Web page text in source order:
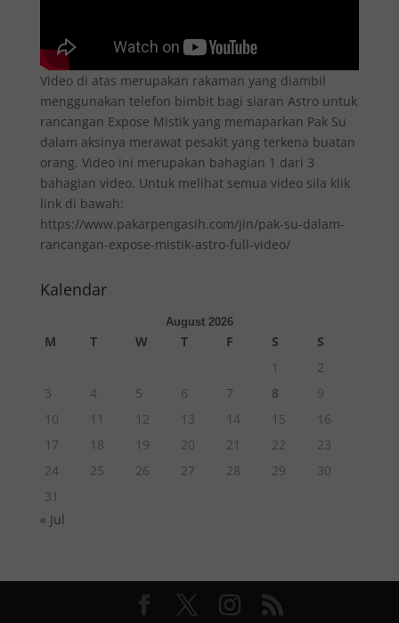
Video di atas merupakan rakaman yang diambil
menggunakan telefon bimbit bagi siaran Astro untuk
rancangan Expose Mistik yang memaparkan Pak Su
dalam aksinya merawat pesakit yang terkena buatan
orang. Video ini merupakan bahagian 1 dari 3
bahagian video. Untuk melihat semua video sila klik
link di bawah:
https://www.pakarpengasih.com/jin/pak-su-dalam-
rancangan-expose-mistik-astro-full-video/
Kalendar
August 2026
M T W T F S
S
1
2
3
4 5 6 7 8
9
10
11 12 13 14 15
16
17
18 19 20 21 22
23
24
25 26 27 28 29
30
31
« Jul